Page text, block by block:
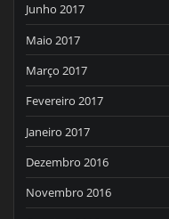
Junho 2017
Maio 2017
Março 2017
Fevereiro 2017
Janeiro 2017
Dezembro 2016
Novembro 2016